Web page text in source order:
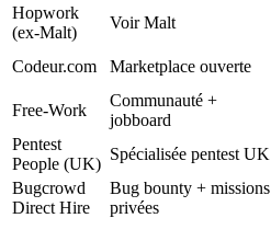
Hopwork
(ex-Malt)
Voir Malt
Codeur.com Marketplace ouverte
Free-Work
Communauté +
jobboard
Pentest
People (UK)
Spécialisée pentest UK
Bugcrowd
Direct Hire
Bug bounty + missions
privées